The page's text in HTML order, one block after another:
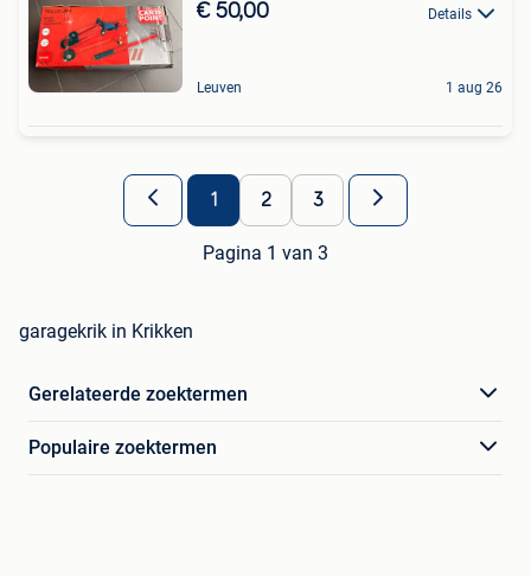
€ 50,00 Details
Leuven 1 aug 26
1 2 3
Pagina 1 van 3
garagekrik in Krikken
Gerelateerde zoektermen
Populaire zoektermen